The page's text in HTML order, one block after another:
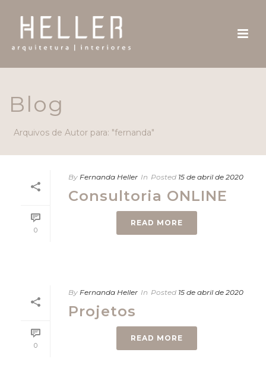
Blog
Arquivos de Autor para: "fernanda"
0
By Fernanda Heller In Posted 15 de abril de 2020
Consultoria ONLINE
READ MORE
0
By Fernanda Heller In Posted 15 de abril de 2020
Projetos
READ MORE